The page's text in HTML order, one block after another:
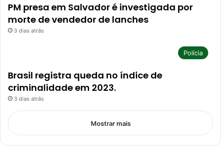
PM presa em Salvador é investigada por
morte de vendedor de lanches
3 dias atrás
Polícia
Brasil registra queda no índice de
criminalidade em 2023.
3 dias atrás
Mostrar mais